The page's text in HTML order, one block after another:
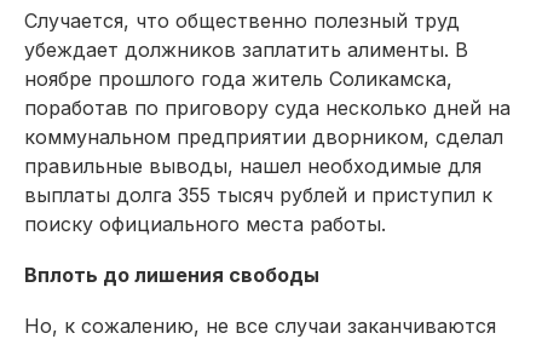
Случается, что общественно полезный труд
убеждает должников заплатить алименты. В
ноябре прошлого года житель Соликамска,
поработав по приговору суда несколько дней на
коммунальном предприятии дворником, сделал
правильные выводы, нашел необходимые для
выплаты долга 355 тысяч рублей и приступил к
поиску официального места работы.
Вплоть до лишения свободы
Но, к сожалению, не все случаи заканчиваются